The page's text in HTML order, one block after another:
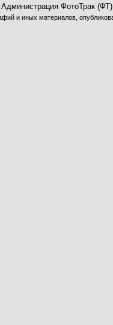
ФотоТрак
и иных материалов,